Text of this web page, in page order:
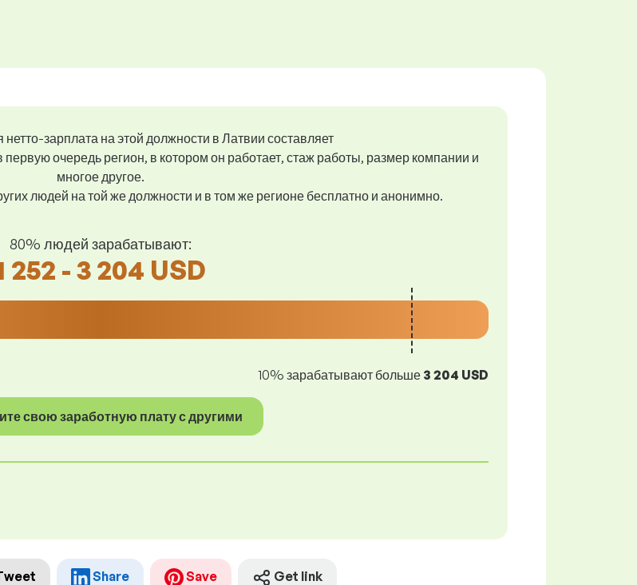
зарплата на этой должности в Латвии составляет
очередь регион, в котором он работает, стаж работы, размер компании и
многое другое.
людей на той же должности и в том же регионе бесплатно и анонимно.
80% людей зарабатывают:
252 - 3 204 USD
10% зарабатывают больше 3 204 USD
свою заработную плату с другими
Share Save Get link